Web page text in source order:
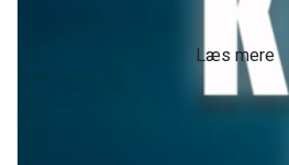
Læs mere